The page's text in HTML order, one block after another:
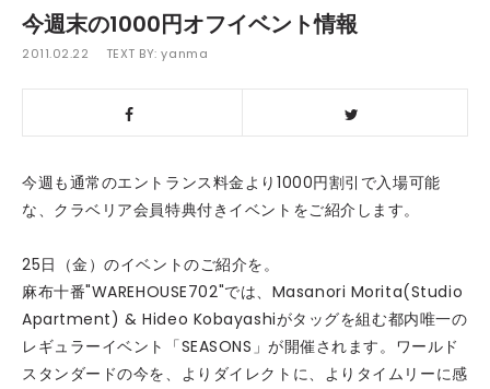
今週末の1000円オフイベント情報
2011.02.22 TEXT BY:yanma
今週も通常のエントランス料金より1000円割引で入場可能
な、クラベリア会員特典付きイベントをご紹介します。
25日（金）のイベントのご紹介を。
麻布十番"WAREHOUSE702"では、Masanori Morita(Studio
Apartment) & Hideo Kobayashiがタッグを組む都内唯一の
レギュラーイベント「SEASONS」が開催されます。ワールド
スタンダードの今を、よりダイレクトに、よりタイムリーに感